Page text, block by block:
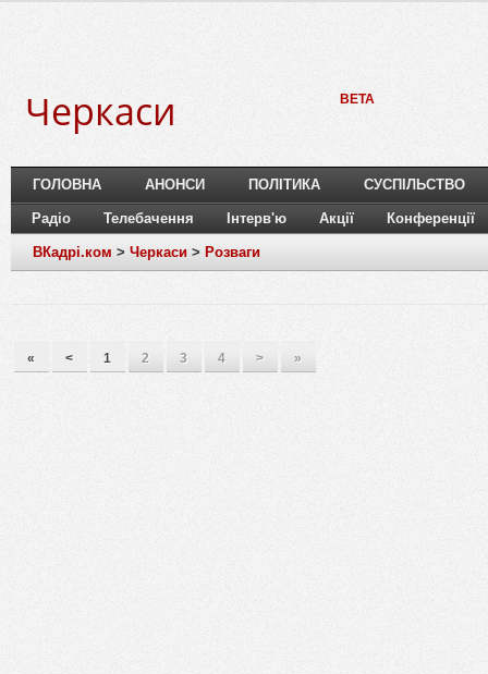
Черкаси BETA
ГОЛОВНА АНОНСИ ПОЛІТИКА СУСПІЛЬСТВО
Радіо Телебачення Інтерв'ю Акції Конференції
ВКадрі.ком > Черкаси > Розваги
« < 1 2 3 4 > »